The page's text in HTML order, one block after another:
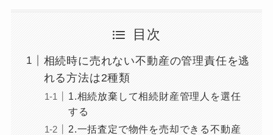
目次
相続時に売れない不動産の管理責任を逃
れる方法は2種類
1.相続放棄して相続財産管理人を選任
する
2.一括査定で物件を売却できる不動産